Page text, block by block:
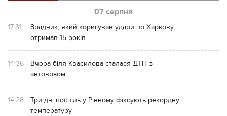
07 серпня
17:31
Зрадник, який коригував удари по Харкову,
отримав 15 років
14:36
Вчора біля Квасилова сталася ДТП з
автовозом
14:28
Три дні поспіль у Рівному фіксують рекордну
температуру